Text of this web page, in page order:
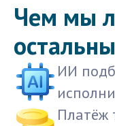
Чем мы
ИИ
Платёж